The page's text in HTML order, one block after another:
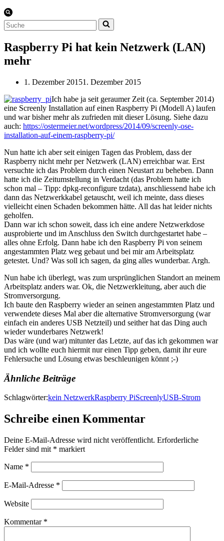
Suchen
nach …
Raspberry Pi hat kein Netzwerk (LAN)
mehr
1. Dezember 20151. Dezember 2015
Ich habe ja seit geraumer Zeit (ca. September 2014)
eine Screenly Installation auf einen Raspberry Pi (Modell A) laufen
und war bisher mehr als zufrieden mit dieser Lösung. Siehe dazu
auch: https://ostermeier.net/wordpress/2014/09/screenly-ose-
installation-auf-einem-raspberry-pi/
Nun hatte ich aber seit einigen Tagen das Problem, dass der
Raspberry nicht mehr per Netzwerk (LAN) erreichbar war. Erst
versuchte ich das Problem durch einen Neustart zu beheben. Dann
hatte ich die Zeitumstellung in Verdacht (das Problem hatte ich
schon mal – Tipp: dpkg-reconfigure tzdata), anschliessend habe ich
dann das Netzwerkkabel getauscht, weil ich meinte, dass dieses
vielleicht einen Schaden bekommen hätte. All das hat leider nichts
geholfen.
Dann war ich schon soweit, dass ich eine andere Netzwerkdose
ausprobierte und im Anschluss den Switch durchgestartet habe –
alles ohne Erfolg. Dann habe ich den Raspberry Pi von seinem
angestammten Platz weg gebaut und bei mir am Arbeitsplatz
getestet. Und? Was soll ich sagen, da ging alles wunderbar. Argh.
Nun habe ich überlegt, was zum ursprünglichen Standort an meinem
Arbeitsplatz anders war. Ok, die Netzwerkleitung, aber auch die
Stromversorgung.
Ich baute den Raspberry wieder an seinen angestammten Platz und
verwendete dieses Mal aber die alternative Stromversorgung (war
einfach ein anderes USB Netzteil) und seither hat das Ding auch
wieder wunderbares Netzwerk!
Das wäre (und war) mitunter das Letzte, auf das ich gekommen war
und ich wollte euch hiermit nur einen Tipp geben, damit ihr eure
Fehlersuche und Lösung etwas beschleunigen könnt ;-)
Ähnliche Beiträge
Schlagwörter:kein NetzwerkRaspberry PiScreenlyUSB-Strom
Schreibe einen Kommentar
Deine E-Mail-Adresse wird nicht veröffentlicht. Erforderliche
Felder sind mit * markiert
Name *
E-Mail-Adresse *
Website
Kommentar *